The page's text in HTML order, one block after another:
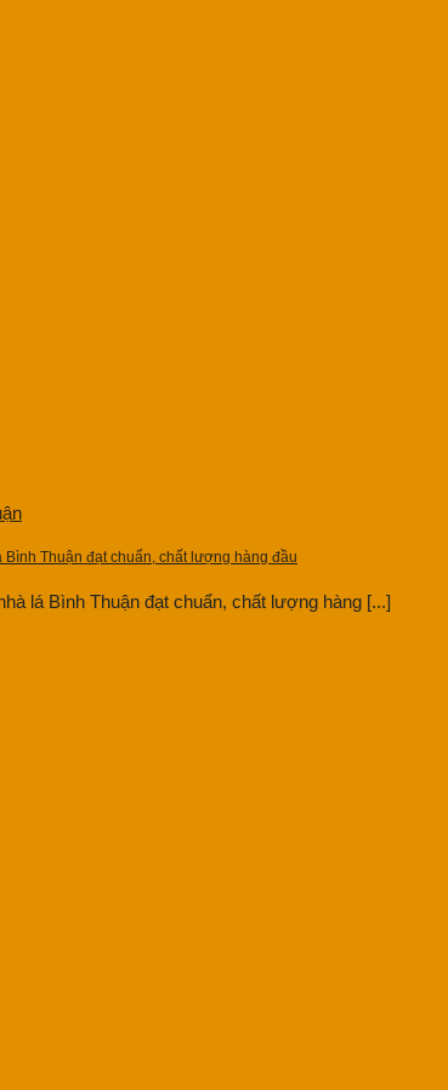
Thuận đạt chuẩn, chất lượng hàng đầu
lá Bình Thuận đạt chuẩn, chất lượng hàng [...]